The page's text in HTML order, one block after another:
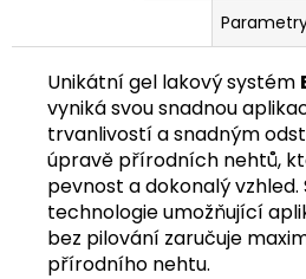
Unikátní gel lakový systém
vyniká svou snadnou
trvanlivostí a snadným
úpravě přírodních nehtů,
pevnost a dokonalý vzhled.
technologie umožňující
bez pilování zaručuje
přírodního nehtu.